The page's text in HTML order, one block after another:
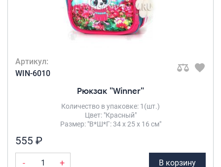
Новинки
Багаж
Чемоданы оптом
Рюкзаки детские для детских
чемоданов
Бьюти-кейсы
Артикул:
WIN-6010
Рюкзак "Winner"
Количество в упаковке: 1(шт.)
Цвет: "Красный"
Размер: "В*Ш*Г: 34 х 25 х 16 см"
555 ₽
- + В корзину